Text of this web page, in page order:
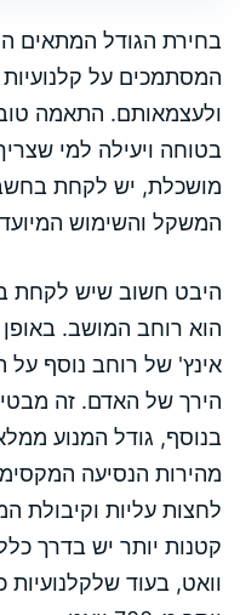
בחירת הגודל המתאים
המסתמכים על קלנועיות
ולעצמאותם. התאמה
בטוחה ויעילה למי
מושכלת, יש לקחת
המשקל והשימוש
היבט חשוב שיש לקחת
אינץ' של רוחב נוסף
הירך של האדם. זה
בנוסף, גודל המנוע
מהירות הנסיעה
לחצות עליות וקיבולת
וואט, בעוד שלקלנועיות